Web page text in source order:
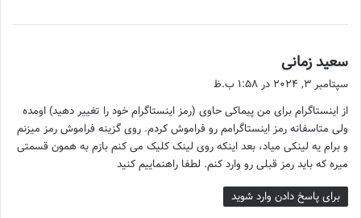
سعید زمانی
ف
:
سپتامبر 3, 2024 در 1:58 ب.ظ
از اینستاگرام برای من پیماکی حاوی (رمز اینستاگرام خود را تغییر دهید) اومده
ولی متاسفانه رمز اینستاگرامم رو فراموش کردم. روی گزینه فراموش رمز میزنم
و برام یه لینکی میاد، بعد اینکه روی لینک کلیک می کنم بازم به همون قسمتی
میره که باید رمز قبلی رو وارد کنم. لطفا راهنماییم کنید
برای پاسخ دادن وارد شوید